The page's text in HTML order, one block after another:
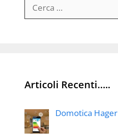
per:
Articoli Recenti…..
Domotica Hager